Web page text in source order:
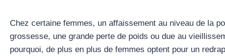
Chez certaine femmes, un affaissement au niveau de la
grossesse, une grande perte de poids ou due au
pourquoi, de plus en plus de femmes optent pour un